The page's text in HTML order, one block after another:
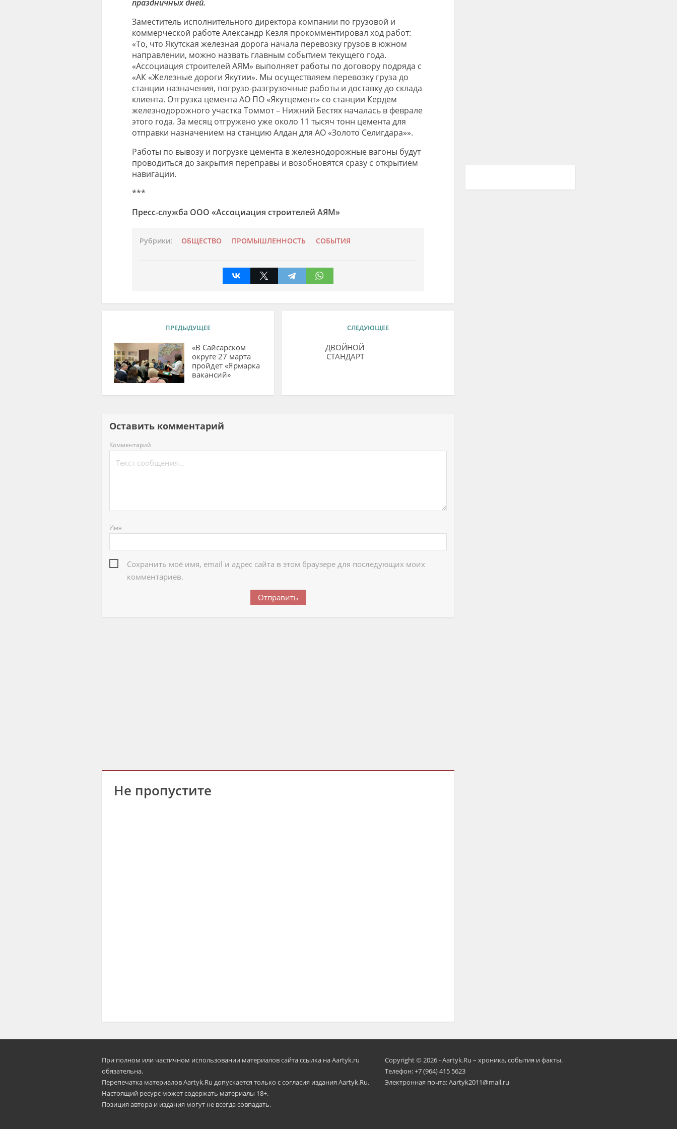
праздничных дней.
Заместитель исполнительного директора компании по грузовой и
коммерческой работе Александр Кезля прокомментировал ход работ:
«То, что Якутская железная дорога начала перевозку грузов в южном
направлении, можно назвать главным событием текущего года.
«Ассоциация строителей АЯМ» выполняет работы по договору подряда с
«АК «Железные дороги Якутии». Мы осуществляем перевозку груза до
станции назначения, погрузо-разгрузочные работы и доставку до склада
клиента. Отгрузка цемента АО ПО «Якутцемент» со станции Кердем
железнодорожного участка Томмот – Нижний Бестях началась в феврале
этого года. За месяц отгружено уже около 11 тысяч тонн цемента для
отправки назначением на станцию Алдан для АО «Золото Селигдара»».
Работы по вывозу и погрузке цемента в железнодорожные вагоны будут
проводиться до закрытия переправы и возобновятся сразу с открытием
навигации.
***
Пресс-служба ООО «Ассоциация строителей АЯМ»
Рубрики: ОБЩЕСТВО ПРОМЫШЛЕННОСТЬ СОБЫТИЯ
ПРЕДЫДУЩЕЕ
«В Сайсарском
округе 27 марта
пройдет «Ярмарка
вакансий»
СЛЕДУЮЩЕЕ
ДВОЙНОЙ
СТАНДАРТ
Оставить комментарий
Комментарий
Имя
Сохранить моё имя, email и адрес сайта в этом браузере для последующих моих
комментариев.
Не пропустите
При полном или частичном использовании материалов сайта ссылка на Aartyk.ru
oбязательна.
Перепечатка материалов Aartyk.Ru допускается только с согласия издания Aartyk.Ru.
Настоящий ресурс может содержать материалы 18+.
Позиция автора и издания могут не всегда совпадать.
Copyright © 2026 - Aartyk.Ru – хроника, события и факты.
Телефон: +7 (964) 415 5623
Электронная почта: Aartyk2011@mail.ru